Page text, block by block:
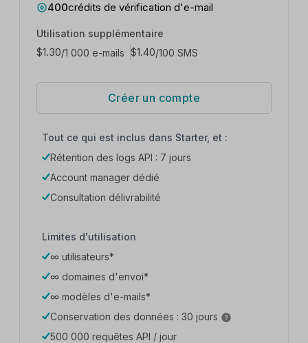
400crédits de vérification d'e-mail
Utilisation supplémentaire
$1.30/1 000 e-mails $1.40/100 SMS
Créer un compte
Tout ce qui est inclus dans Starter, et :
Rétention des logs API : 7 jours
Account manager dédié
Consultation délivrabilité
Limites d'utilisation
∞ utilisateurs*
∞ domaines d'envoi*
∞ modèles d'e-mails*
Conservation des données : 30 jours
500 000 requêtes API / jour